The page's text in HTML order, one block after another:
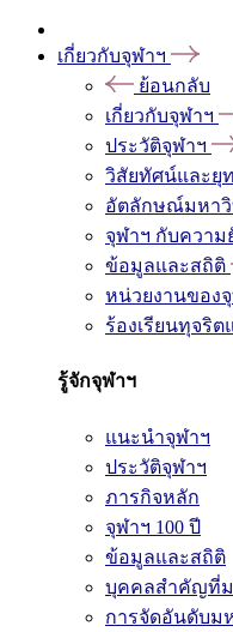
เกี่ยวกับจุฬาฯ
ย้อนกลับ
เกี่ยวกับจุฬาฯ
ประวัติจุฬาฯ
วิสัยทัศน์และยุ
อัตลักษณ์มหาวิ
จุฬาฯ กับความ
ข้อมูลและสถิติ
หน่วยงานของ
ร้องเรียนทุจริ
รู้จักจุฬาฯ
แนะนำจุฬาฯ
ประวัติจุฬาฯ
ภารกิจหลัก
จุฬาฯ 100 ปี
ข้อมูลและสถิติ
บุคคลสำคัญที่ม
การจัดอันดับม